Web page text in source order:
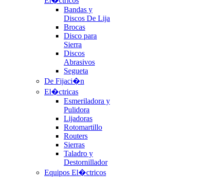
Bandas y
Discos De Lija
Brocas
Disco para
Sierra
Discos
Abrasivos
Segueta
De Fijaci�n
El�ctricas
Esmeriladora y
Pulidora
Lijadoras
Rotomartillo
Routers
Sierras
Taladro y
Destornillador
Equipos El�ctricos